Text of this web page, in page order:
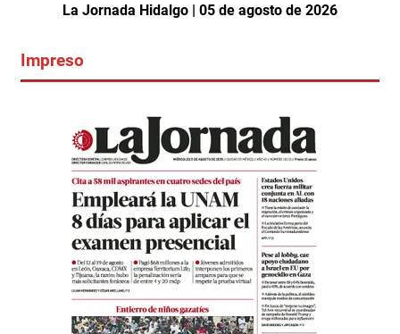
La Jornada Hidalgo | 05 de agosto de 2026
Impreso